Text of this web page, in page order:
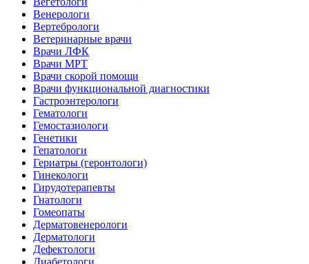
Венерологи
Вертебрологи
Ветеринарные врачи
Врачи ЛФК
Врачи МРТ
Врачи скорой помощи
Врачи функциональной диагностики
Гастроэнтерологи
Гематологи
Гемостазиологи
Генетики
Гепатологи
Гериатры (геронтологи)
Гинекологи
Гирудотерапевты
Гнатологи
Гомеопаты
Дерматовенерологи
Дерматологи
Дефектологи
Диабетологи